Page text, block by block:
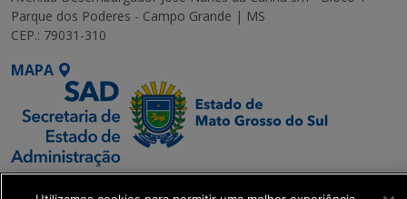
Parque dos Poderes - Campo Grande | MS
CEP.: 79031-310
MAPA